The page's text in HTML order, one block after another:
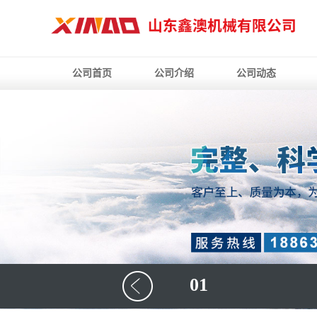
公司首页 公司介绍 公司动态
01